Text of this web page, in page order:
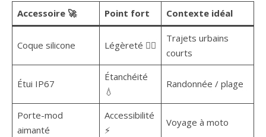
Accessoire 🚀 Point fort Contexte idéal
Coque silicone Légèreté 🤸‍♂️
Trajets urbains
courts
Étui IP67
Étanchéité
💧
Randonnée / plage
Porte-mod
aimanté
Accessibilité
⚡
Voyage à moto